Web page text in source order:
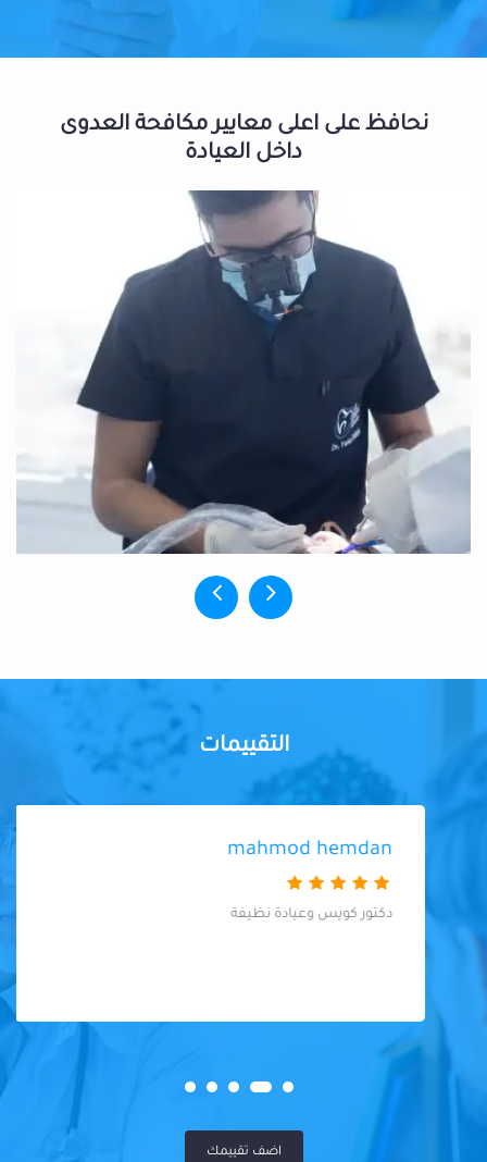
نحافظ على اعلى معايير مكافحة العدوى
داخل العيادة
التقييمات
mahmod hemdan
دكتور كويس وعيادة نظيفة
اضف تقييمك